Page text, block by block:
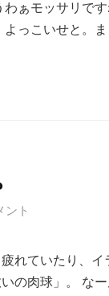
ぁモッサリで
よっこいせと。
ント
れていたり、
の肉球」。 な